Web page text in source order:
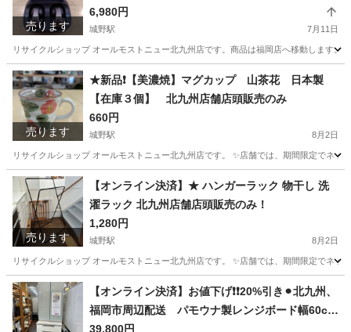
売ります
【３ヶ月保証】北九州、福岡市限定
6,980円
城野駅 7月11日
リサイクルショップ オールモストニュー北九州店です。商品は福岡店へ移動します
福岡 北九州市 城野駅 オーディオ
売ります
★新品❗️【美濃焼】マグカップ 山茶花 日本製
【在庫３個】 北九州店舗店頭販売のみ
660円
城野駅 8月2日
リサイクルショップ オールモストニュー北九州店です。 ✨️店舗では、期間限定でネ
福岡 北九州市 城野駅 食器 商品
売ります
【オンライン決済】★ ハンガーラック 物干し 洗
濯ラック 北九州店舗店頭販売のみ！
1,280円
城野駅 8月2日
リサイクルショップ オールモストニュー北九州店です。 ✨️店舗では、期間限定でネ
福岡 北九州市 城野駅 洗濯用品 商品
【オンライン決済】お値下げ❗️❗️20%引き⚫︎北九州、
福岡市周辺配送 パモウナ製レンジボード幅60cm
💳自社配送時🌟代引き可💳※現金、クレジット、
39,800円